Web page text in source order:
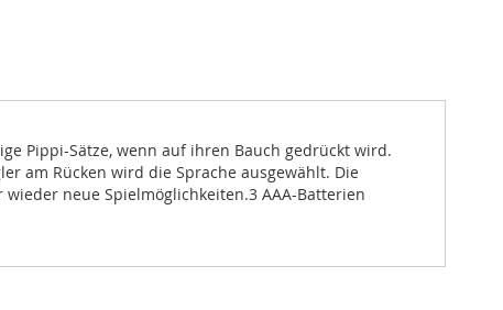
Pippi-Sätze, wenn auf ihren Bauch gedrückt wird.
am Rücken wird die Sprache ausgewählt. Die
neue Spielmöglichkeiten.3 AAA-Batterien